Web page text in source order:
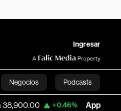
Ingresar
Negocios Podcasts
+0.46% Apple 313.305